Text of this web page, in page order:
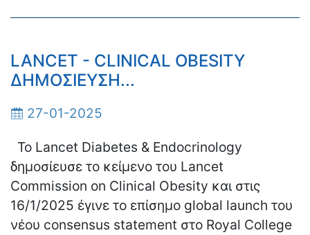
LANCET - CLINICAL OBESITY
ΔΗΜΟΣΙΕΥΣΗ...
27-01-2025
Το Lancet Diabetes & Endocrinology
δημοσίευσε το κείμενο του Lancet
Commission on Clinical Obesity και στις
16/1/2025 έγινε το επίσημο global launch του
νέου consensus statement στο Royal College